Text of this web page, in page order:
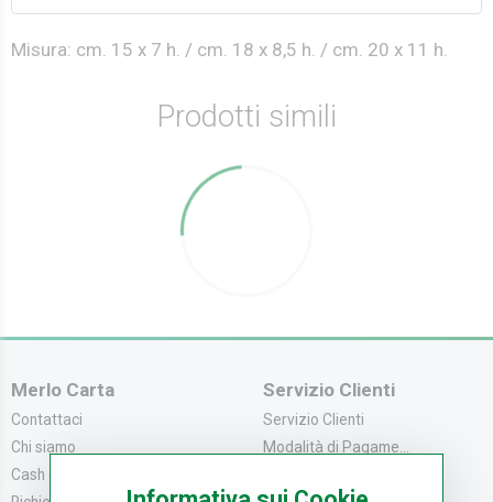
Misura: cm. 15 x 7 h. / cm. 18 x 8,5 h. / cm. 20 x 11 h.
Prodotti simili
Merlo Carta
Contattaci
Chi siamo
Cash & Carry
Servizio Clienti
Servizio Clienti
Modalità di Pagame...